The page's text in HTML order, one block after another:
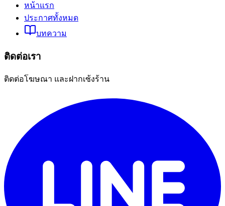
หน้าแรก
ประกาศทั้งหมด
บทความ
ติดต่อเรา
ติดต่อโฆษณา และฝากเซ้งร้าน